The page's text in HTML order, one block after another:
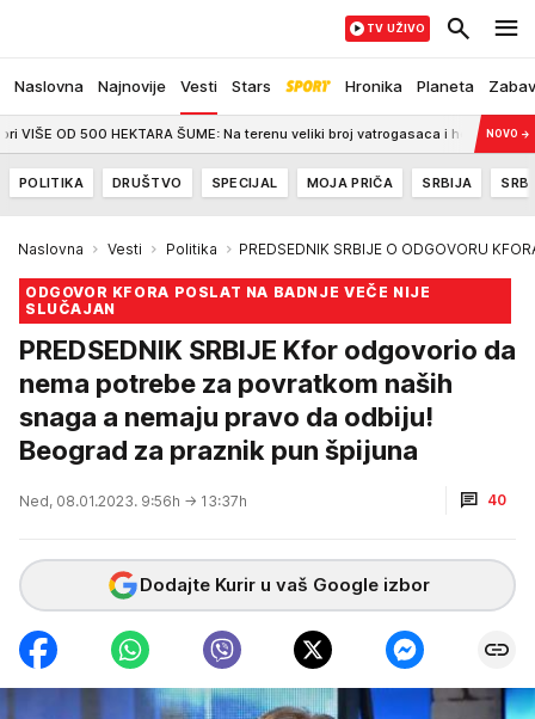
Naslovna Najnovije Vesti Stars Hronika Planeta
TV UŽIVO
HEKTARA ŠUME: Na terenu veliki broj vatrogasaca i helikopteri 18:06 Bila
NOVO →
POLITIKA DRUŠTVO SPECIJAL MOJA PRIČA SRBIJA
Naslovna Vesti Politika PREDSEDNIK SRBIJE O ODGOVORU
ODGOVOR KFORA POSLAT NA BADNJE VEČE NIJE
SLUČAJAN
PREDSEDNIK SRBIJE Kfor odgovorio da
nema potrebe za povratkom naših
snaga a nemaju pravo da odbiju!
Beograd za praznik pun špijuna
Ned, 08.01.2023. 9:56h → 13:37h 40
Dodajte Kurir u vaš Google izbor